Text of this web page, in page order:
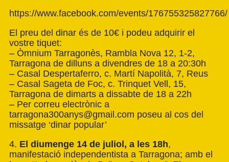
https://www.facebook.com/events/176755325827766/
El preu del dinar és de 10€ i podeu adquirir el
vostre tiquet:
– Òmnium Tarragonès, Rambla Nova 12, 1-2,
Tarragona de dilluns a divendres de 18 a 20:30h
– Casal Despertaferro, c. Martí Napolità, 7, Reus
– Casal Sageta de Foc, c. Trinquet Vell, 15,
Tarragona de dimarts a dissabte de 18 a 22h
– Per correu electrònic a
tarragona300anys@gmail.com poseu al cos del
missatge ‘dinar popular’
4. El diumenge 14 de juliol, a les 18h,
manifestació independentista a Tarragona; amb el